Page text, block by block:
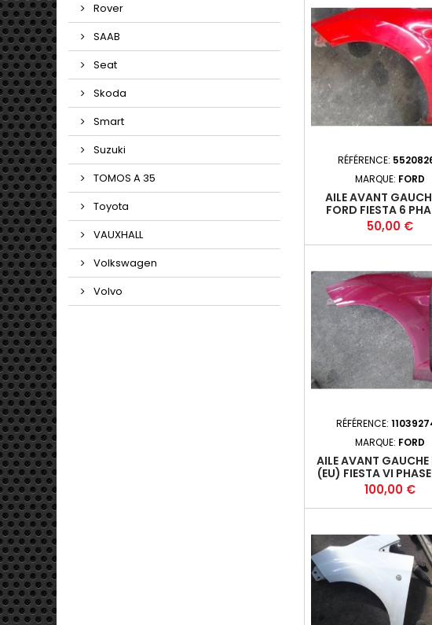
Rover
SAAB
Seat
Skoda
Smart
Suzuki
TOMOS A 35
Toyota
VAUXHALL
Volkswagen
Volvo
RÉFÉRENCE:
MARQUE: FORD
AILE AVANT
FORD FIESTA 6
Prix
50,00 €
RÉFÉRENCE:
MARQUE: FORD
AILE AVANT GAUCHE
(EU) FIESTA VI
2008-10-2012-11+
Prix
100,00 €